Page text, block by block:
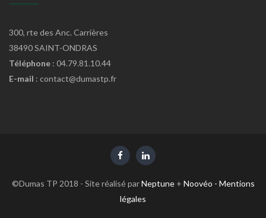
300, rte des Anc. Carrières
38490 SAINT-ONDRAS
Téléphone : 04.79.81.10.44
E-mail : contact@dumastp.fr
©Dumas TP 2018 - Site réalisé parNeptune+ Noovéo - Mentions
légales